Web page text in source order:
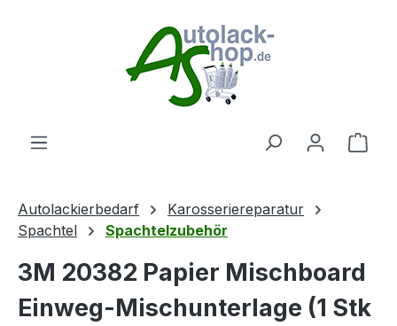
Autolackierbedarf
Karosseriereparatur
Spachtel
Spachtelzubehör
3M 20382 Papier Mischboard
Einweg-Mischunterlage (1 Stk